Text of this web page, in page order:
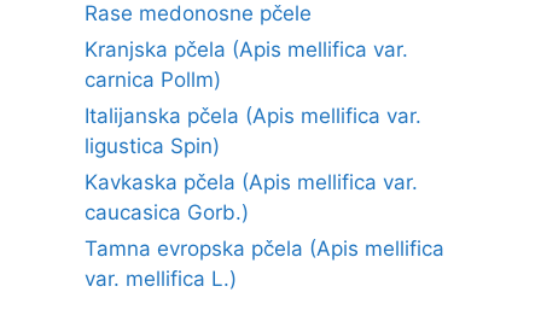
Rase medonosne pčele
Kranjska pčela (Apis mellifica var.
carnica Pollm)
Italijanska pčela (Apis mellifica var.
ligustica Spin)
Kavkaska pčela (Apis mellifica var.
caucasica Gorb.)
Tamna evropska pčela (Apis mellifica
var. mellifica L.)